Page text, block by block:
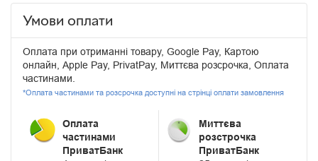
Умови оплати
Оплата при отриманні товару, Google Pay, Картою
онлайн, Apple Pay, PrivatPay, Миттєва розсрочка, Оплата
частинами.
*Оплата частинами та розсрочка доступні на стрінці оплати замовлення
Оплата
частинами
ПриватБанк
Миттєва
розстрочка
ПриватБанк